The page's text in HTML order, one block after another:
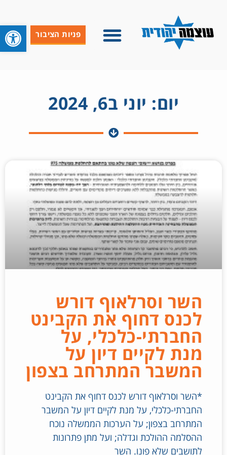
פניות הציבור
יום: יוני ב6, 2024
השר וסרלאוף דורש
לכנס דחוף את הקבינט
החברתי-כלכלי, על
מנת לקיים דיון על
המשבר המתרחב בצפון
*השר וסרלאוף דורש לכנס דחוף את הקבינט
החברתי-כלכלי, על מנת לקיים דיון על המשבר
המתרחב בצפון; על הערכות הממשלה נוכח
ההסלמה ההולכת וגדלה; ועל מתן פתרונות
לתושבים שלא פונו. השר
פתח